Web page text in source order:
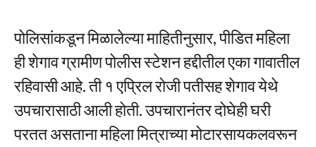
पोलिसांकडून मिळालेल्या माहितीनुसार, पीडित महिला
ही शेगाव ग्रामीण पोलीस स्टेशन हद्दीतील एका गावातील
रहिवासी आहे. ती १ एप्रिल रोजी पतीसह शेगाव येथे
उपचारासाठी आली होती. उपचारानंतर दोघेही घरी
परतत असताना महिला मित्राच्या मोटारसायकलवरून